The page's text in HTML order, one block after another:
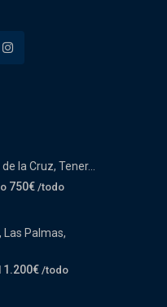
la Cruz, Tener...
750€ /todo
Las Palmas,
1.200€ /todo